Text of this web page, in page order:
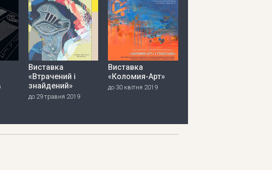
Виставка
«Втрачений і
знайдений»
до 29 травня 2019
Виставка
«Коломия-Арт»
до 30 квітня 2019